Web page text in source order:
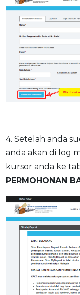
4. Setelah anda
anda akan di log
kursor anda ke
PERMOHONAN